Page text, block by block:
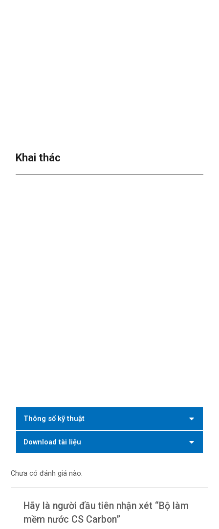
Khai thác
Thông số kỹ thuật
Download tài liệu
Chưa có đánh giá nào.
Hãy là người đầu tiên nhận xét “Bộ làm
mềm nước CS Carbon”